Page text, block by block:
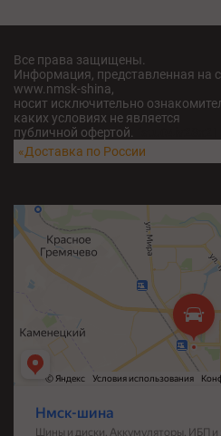
Все права защищены.
Информация, представленная на
www.nmsk-shina,
носит исключительно
каких условиях не является
публичной офертой.
«Доставка по России